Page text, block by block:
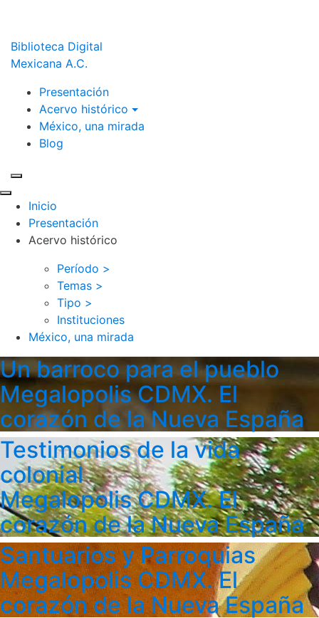
Biblioteca Digital
Mexicana A.C.
Presentación
Acervo histórico
México, una mirada
Blog
Inicio
Presentación
Acervo histórico
Período >
Temas >
Tipo >
Instituciones
México, una mirada
Un barroco para el pueblo
Megalopolis CDMX. El
corazón de la Nueva España
Testimonios de la vida
colonial
Megalopolis CDMX. El
corazón de la Nueva España
Santuarios y Parroquias
Megalopolis CDMX. El
corazón de la Nueva España